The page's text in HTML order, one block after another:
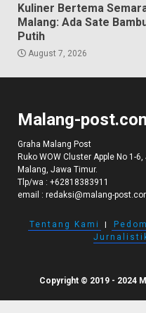
Kuliner Bertema
Malang: Ada Sate
Putih
August 7, 2026
Malang-
Graha Malang Post
Ruko WOW Cluster Apple No 1-
Malang, Jawa Timur.
Tlp/wa : +62818383911
email : redaksi@malang-
Tentang Kami I
Copyright © 2019 - 2024